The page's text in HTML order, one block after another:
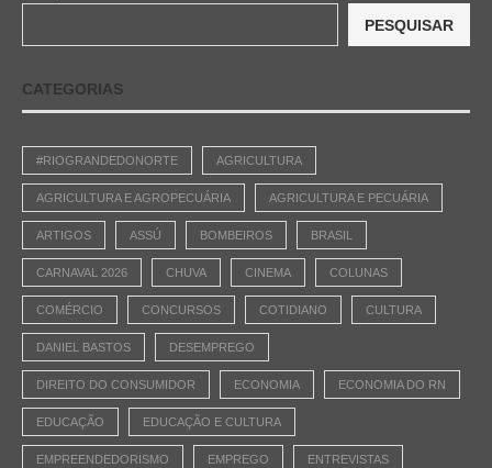
PESQUISAR
CATEGORIAS
#RIOGRANDEDONORTE AGRICULTURA
AGRICULTURA E AGROPECUÁRIA AGRICULTURA E PECUÁRIA
ARTIGOS ASSÚ BOMBEIROS BRASIL
CARNAVAL 2026 CHUVA CINEMA COLUNAS
COMÉRCIO CONCURSOS COTIDIANO CULTURA
DANIEL BASTOS DESEMPREGO
DIREITO DO CONSUMIDOR ECONOMIA ECONOMIA DO RN
EDUCAÇÃO EDUCAÇÃO E CULTURA
EMPREENDEDORISMO EMPREGO ENTREVISTAS